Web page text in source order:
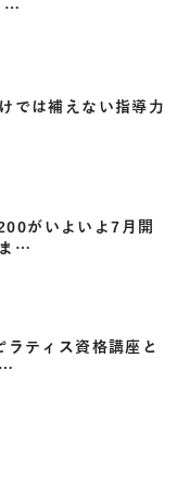
…
では補えない指導力
がいよいよ7月開
…
ティス資格講座と
…